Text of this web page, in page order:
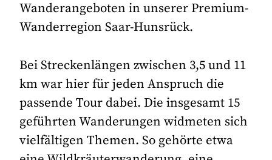
Wanderangeboten in unserer Premium-
Wanderregion Saar-Hunsrück.
Bei Streckenlängen zwischen 3,5 und 11
km war hier für jeden Anspruch die
passende Tour dabei. Die insgesamt 15
geführten Wanderungen widmeten sich
vielfältigen Themen. So gehörte etwa